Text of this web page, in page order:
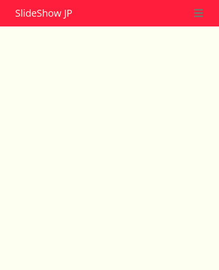
SlideShow JP ☰